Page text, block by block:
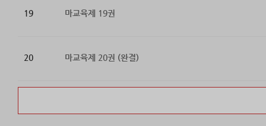
19 마교육제 19권
20 마교육제 20권 (완결)